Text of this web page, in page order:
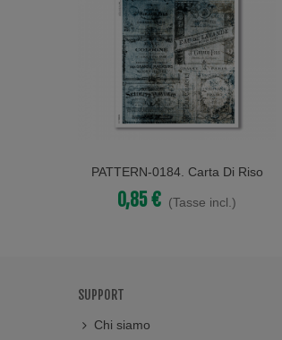
Acquista
PATTERN-0184. Carta Di Riso
Texture Per Decoupage.
0,85 € (Tasse incl.)
SUPPORT
Chi siamo